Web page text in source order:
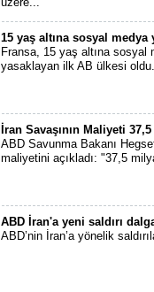
15 yaş altına sosyal medya
Fransa, 15 yaş altına sosyal
yasaklayan ilk AB ülkesi
İran Savaşının Maliyeti
ABD Savunma Bakanı
maliyetini açıkladı: "37,5
ABD İran'a yeni saldırı
ABD’nin İran’a yönelik